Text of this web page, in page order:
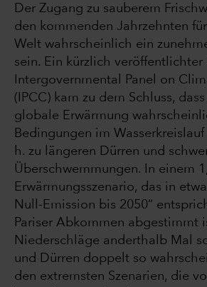
Der Zugang zu sauberem
den kommenden Jahrzehnten
Welt wahrscheinlich ein
sein. Ein kürzlich veröffentlichter
Intergovernmental Panel on
(IPCC) kam zu dem Schluss,
globale Erwärmung
Bedingungen im
h. zu längeren Dürren und
Überschwemmungen. In einem
Erwärmungsszenario, das in
Null-Emission bis 2050“
Pariser Abkommen abgestimmt
Niederschläge anderthalb Mal
und Dürren doppelt so
den extremsten Szenarien, die